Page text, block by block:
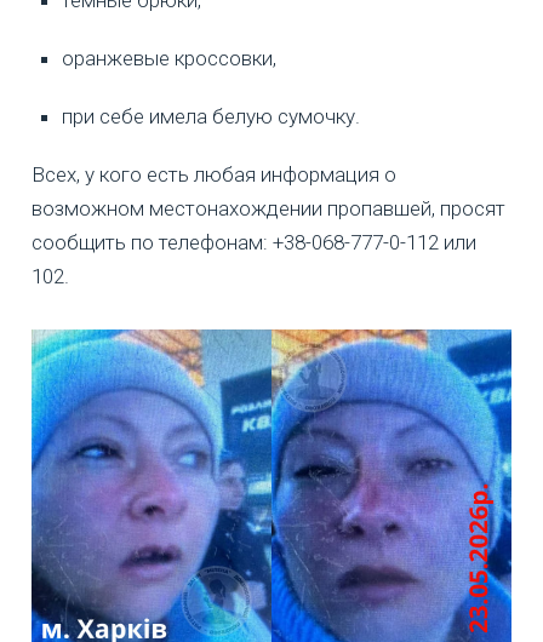
оранжевые кроссовки,
при себе имела белую сумочку.
Всех, у кого есть любая информация о
возможном местонахождении пропавшей, просят
сообщить по телефонам: +38-068-777-0-112 или
102.